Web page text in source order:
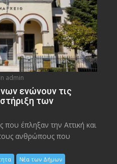
admin
ενώνουν τις
των
που έπληξαν την Αττική και
ανθρώπους που
Νέα των Δήμων